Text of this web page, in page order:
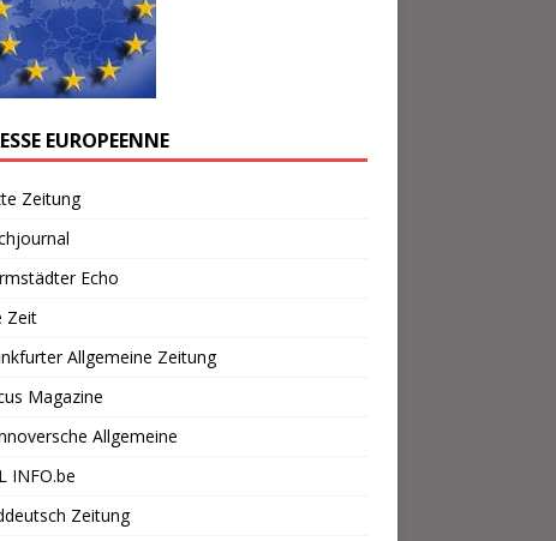
EUROPEENNE
Zeitung
Echo
Zeit
Allgemeine Zeitung
Magazine
Allgemeine
INFO.be
Zeitung